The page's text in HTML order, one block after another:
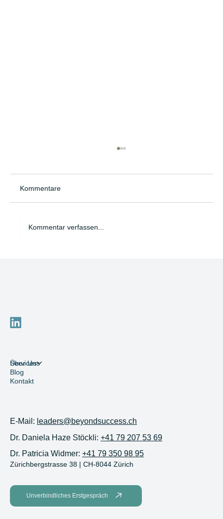
Kommentare
Kommentar verfassen...
Services
Über Uns
Blog
Kontakt
E-Mail: leaders@beyondsuccess.ch
Dr. Daniela Haze Stöckli: +41 79 207 53 69
Dr. Patricia Widmer: +41 79 350 98 95
Zürichbergstrasse 38 | CH-8044 Zürich
Unverbindliches Erstgespräch